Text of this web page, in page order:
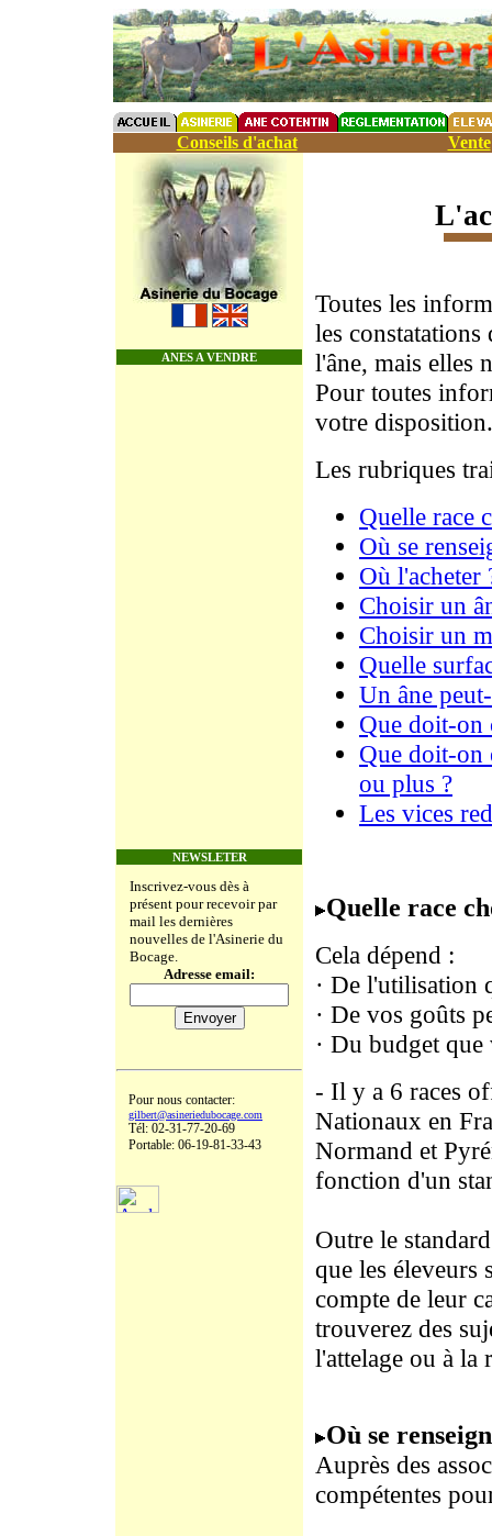
Conseils d'achat Vente
ANES A VENDRE
NEWSLETER
Inscrivez-vous dès à
présent pour recevoir par
mail les dernières
nouvelles de l'Asinerie du
Bocage.
Adresse email:
Pour nous contacter:
gilbert@asineriedubocage.com
Tél: 02-31-77-20-69
Portable: 06-19-81-33-43
Toutes les
les constatations
l'âne, mais elles
Pour toutes
votre disposition.
Les rubriques
Quelle race
Où se
Où l'acheter
Choisir un
Choisir un
Quelle
Un âne
Que doit-on
Que doit-on
ou plus ?
Les vices
Quelle race
Cela dépend :
· De l'utilisation
· De vos goûts
· Du budget
- Il y a 6 races
Nationaux en
Normand et
fonction d'un
Outre le
que les éleveurs
compte de leur
trouverez des
l'attelage ou à la
Où se
Auprès des
compétentes